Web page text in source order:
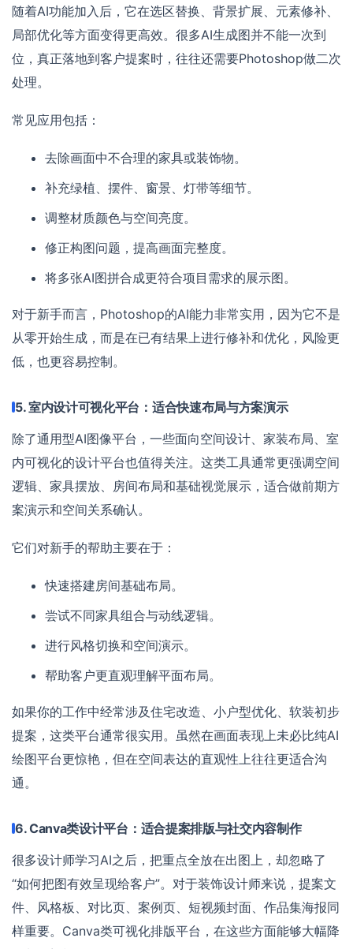
随着AI功能加入后，它在选区替换、背景扩展、元素修补、
局部优化等方面变得更高效。很多AI生成图并不能一次到
位，真正落地到客户提案时，往往还需要Photoshop做二次
处理。
常见应用包括：
去除画面中不合理的家具或装饰物。
补充绿植、摆件、窗景、灯带等细节。
调整材质颜色与空间亮度。
修正构图问题，提高画面完整度。
将多张AI图拼合成更符合项目需求的展示图。
对于新手而言，Photoshop的AI能力非常实用，因为它不是
从零开始生成，而是在已有结果上进行修补和优化，风险更
低，也更容易控制。
5. 室内设计可视化平台：适合快速布局与方案演示
除了通用型AI图像平台，一些面向空间设计、家装布局、室
内可视化的设计平台也值得关注。这类工具通常更强调空间
逻辑、家具摆放、房间布局和基础视觉展示，适合做前期方
案演示和空间关系确认。
它们对新手的帮助主要在于：
快速搭建房间基础布局。
尝试不同家具组合与动线逻辑。
进行风格切换和空间演示。
帮助客户更直观理解平面布局。
如果你的工作中经常涉及住宅改造、小户型优化、软装初步
提案，这类平台通常很实用。虽然在画面表现上未必比纯AI
绘图平台更惊艳，但在空间表达的直观性上往往更适合沟
通。
6. Canva类设计平台：适合提案排版与社交内容制作
很多设计师学习AI之后，把重点全放在出图上，却忽略了
“如何把图有效呈现给客户”。对于装饰设计师来说，提案文
件、风格板、对比页、案例页、短视频封面、作品集海报同
样重要。Canva类可视化排版平台，在这些方面能够大幅降